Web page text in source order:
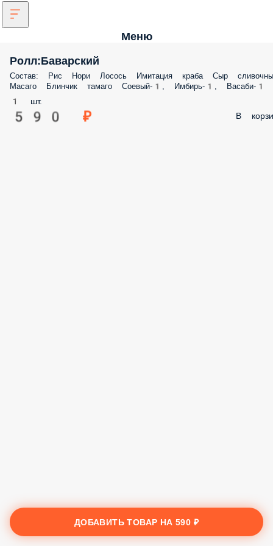
Меню
Ролл:Баварский
Состав: Рис Нори Лосось Имитация краба Сыр сливочный Масаго
Блинчик тамаго Соевый-1, Имбирь-1, Васаби-1
1 шт.
590 ₽ В
ДОБАВИТЬ ТОВАР НА590 ₽